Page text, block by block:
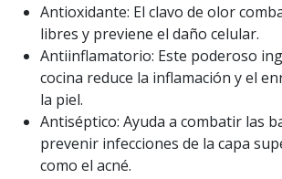
Antioxidante: El clavo de olor
libres y previene el daño celular.
Antiinflamatorio: Este poderoso
cocina reduce la inflamación y el
la piel.
Antiséptico: Ayuda a combatir las
prevenir infecciones de la capa
como el acné.